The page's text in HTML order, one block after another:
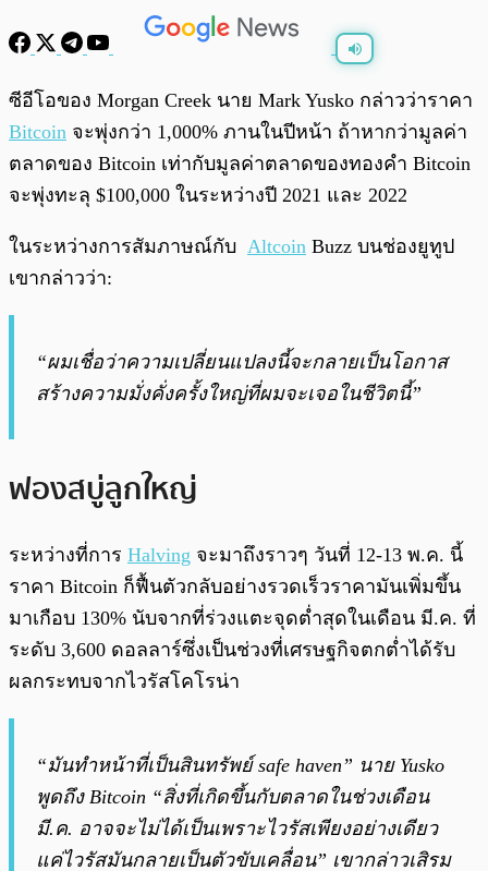
0:00 0:00
ซีอีโอของ Morgan Creek นาย Mark Yusko กล่าวว่าราคา
Bitcoin จะพุ่งกว่า 1,000% ภานในปีหน้า ถ้าหากว่ามูลค่า
ตลาดของ Bitcoin เท่ากับมูลค่าตลาดของทองคำ Bitcoin
จะพุ่งทะลุ $100,000 ในระหว่างปี 2021 และ 2022
ในระหว่างการสัมภาษณ์กับ Altcoin Buzz บนช่องยูทูป
เขากล่าวว่า:
“ผมเชื่อว่าความเปลี่ยนแปลงนี้จะกลายเป็นโอกาส
สร้างความมั่งคั่งครั้งใหญ่ที่ผมจะเจอในชีวิตนี้”
ฟองสบู่ลูกใหญ่
ระหว่างที่การ Halving จะมาถึงราวๆ วันที่ 12-13 พ.ค. นี้
ราคา Bitcoin ก็ฟื้นตัวกลับอย่างรวดเร็วราคามันเพิ่มขึ้น
มาเกือบ 130% นับจากที่ร่วงแตะจุดต่ำสุดในเดือน มี.ค. ที่
ระดับ 3,600 ดอลลาร์ซึ่งเป็นช่วงที่เศรษฐกิจตกต่ำได้รับ
ผลกระทบจากไวรัสโคโรน่า
“มันทำหน้าที่เป็นสินทรัพย์ safe haven” นาย Yusko
พูดถึง Bitcoin “สิ่งที่เกิดขึ้นกับตลาดในช่วงเดือน
มี.ค. อาจจะไม่ได้เป็นเพราะไวรัสเพียงอย่างเดียว
แค่ไวรัสมันกลายเป็นตัวขับเคลื่อน” เขากล่าวเสิรม